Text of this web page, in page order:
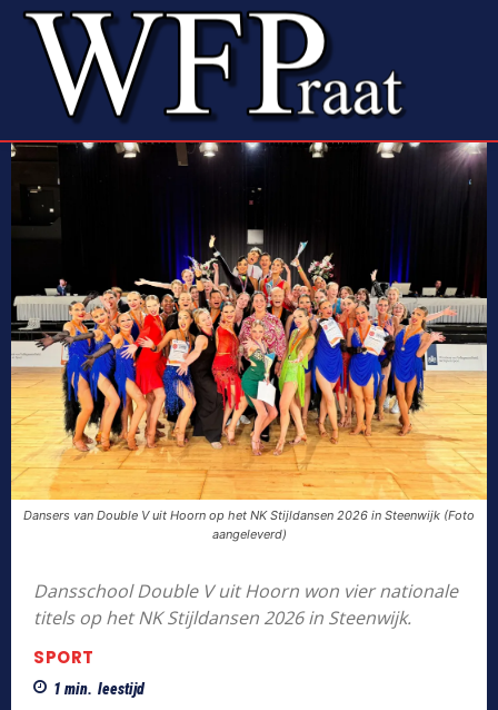
Dansers van Double V uit Hoorn op het NK Stijldansen 2026 in Steenwijk (Foto
aangeleverd)
Dansschool Double V uit Hoorn won vier nationale
titels op het NK Stijldansen 2026 in Steenwijk.
SPORT
1 min. leestijd